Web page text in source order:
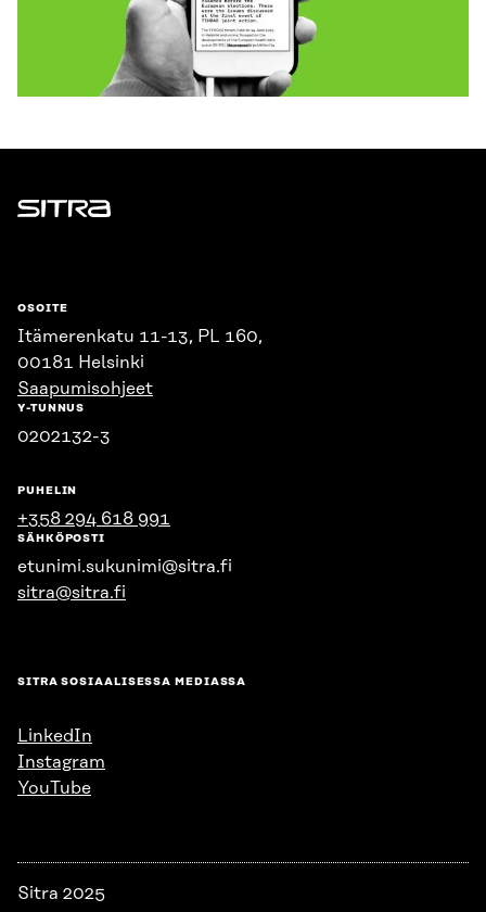
Sitra
OSOITE
Itämerenkatu 11-13, PL 160,
00181 Helsinki
Saapumisohjeet
Y-TUNNUS
0202132-3
PUHELIN
+358 294 618 991
SÄHKÖPOSTI
etunimi.sukunimi@sitra.fi
sitra@sitra.fi
SITRA SOSIAALISESSA MEDIASSA
LinkedIn
Instagram
YouTube
Sitra 2025